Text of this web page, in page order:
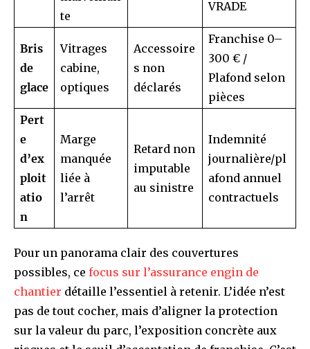
te
VRADE
Bris
de
glace
Vitrages
cabine,
optiques
Accessoire
s non
déclarés
Franchise 0–
300 € /
Plafond selon
pièces
Pert
e
d’ex
ploit
atio
n
Marge
manquée
liée à
l’arrêt
Retard non
imputable
au sinistre
Indemnité
journalière/pl
afond annuel
contractuels
Pour un panorama clair des couvertures
possibles, ce focus sur l’assurance engin de
chantier détaille l’essentiel à retenir. L’idée n’est
pas de tout cocher, mais d’aligner la protection
sur la valeur du parc, l’exposition concrète aux